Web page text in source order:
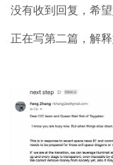
没有收到回复，希
正在写第二篇，解